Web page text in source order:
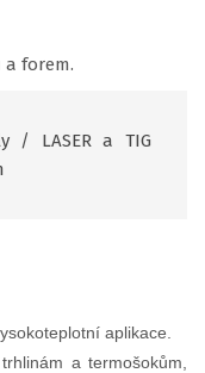
a forem.
/
LASER a TIG
aplikace.
a termošokům,